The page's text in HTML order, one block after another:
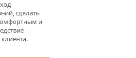
сделать
и
–